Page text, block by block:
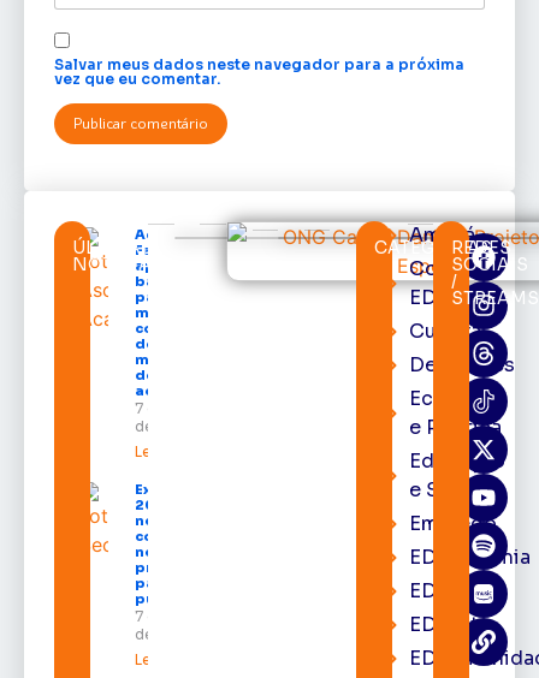
Salvar meus dados neste navegador para a próxima
vez que eu comentar.
ÚLTIMAS
NOTÍCIAS
Acácio
Favacho
apresenta
balanço
parcial do
mandato
com mais
de R$ 668
milhões
destinados
ao Amapá
7 de agosto
de 2026
Leia mais »
Expofeira
2026 começa
neste sábado
com shows,
negócios e
programação
para todos os
públicos
7 de agosto
de 2026
Leia mais »
CATEGORIAS
Amapá
Cortes
EDcast
Cultura
Destaques
Economia
e Política
Educação
e Saúde
Emprego
EDacademia
EDbrasília
EDcast
REDES
SOCIAIS
/
STREAMS